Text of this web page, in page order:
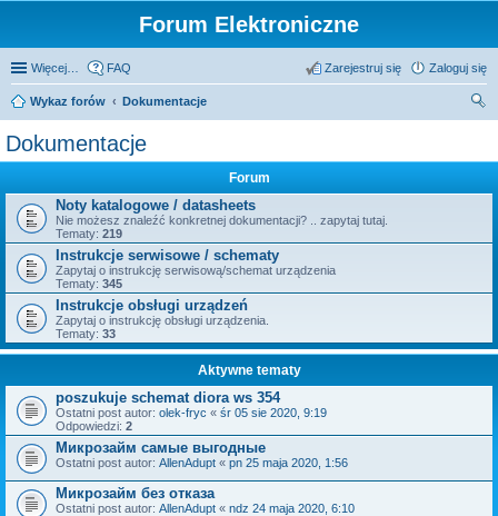
Forum Elektroniczne
Więcej… FAQ Zaloguj się
Zarejestruj się
Wykaz forów
Dokumentacje
Dokumentacje
Forum
Noty katalogowe / datasheets
Nie możesz znaleźć konkretnej dokumentacji? .. zapytaj tutaj.
Tematy: 219
Instrukcje serwisowe / schematy
Zapytaj o instrukcję serwisową/schemat urządzenia
Tematy: 345
Instrukcje obsługi urządzeń
Zapytaj o instrukcję obsługi urządzenia.
Tematy: 33
Aktywne tematy
poszukuje schemat diora ws 354
Ostatni post autor: olek-fryc « śr 05 sie 2020, 9:19
Odpowiedzi: 2
Микрозайм самые выгодные
Ostatni post autor: AllenAdupt « pn 25 maja 2020, 1:56
Микрозайм без отказа
Ostatni post autor: AllenAdupt « ndz 24 maja 2020, 6:10